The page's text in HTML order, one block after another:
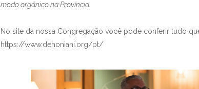
modo orgânico na Província.
No site da nossa Congregação você pode conferir tudo
https://www.dehoniani.org/pt/